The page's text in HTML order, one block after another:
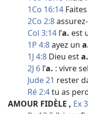
1Co 16:14
2Co 2:8
Col 3:14 l’a. est
1P 4:8ayez un
1J 4:8 Dieu esta.
2J 6 l’a. : vivre
Jude 21 rester
Ré 2:4tu as
AMOUR FIDÈLE , Ex